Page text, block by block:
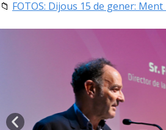
📁 FOTOS: Dijous 15 de gener: